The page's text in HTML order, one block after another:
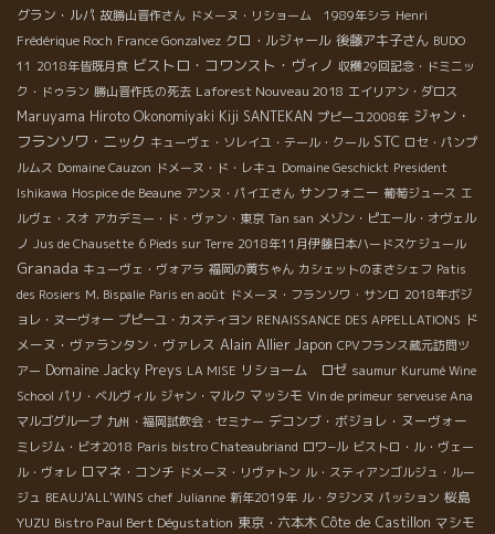
グラン・ルパ 故勝山晋作さん ドメーヌ・リショーム 1989年シラ Henri
Frédérique Roch France Gonzalvez クロ・ルジャール 後藤アキ子さん BUDO
11 2018年皆既月食 ビストロ・コワンスト・ヴィノ 収穫29回記念・ドミニッ
ク・ドゥラン 勝山晋作氏の死去 Laforest Nouveau 2018 エイリアン・ダロス
Maruyama Hiroto Okonomiyaki Kiji SANTEKAN プピーユ2008年 ジャン・
フランソワ・ニック キューヴェ・ソレイユ・テール・クール STC ロセ・パンプ
ルムス Domaine Cauzon ドメーヌ・ド・レキュ Domaine Geschickt President
Ishikawa Hospice de Beaune アンヌ・パイエさん サンフォニー 葡萄ジュース エ
ルヴェ・スオ アカデミー・ド・ヴァン・東京 Tan san メゾン・ピエール・オヴェル
ノ Jus de Chausette 6 Pieds sur Terre 2018年11月伊藤日本ハードスケジュール
Granada キューヴェ・ヴォアラ 福岡の黄ちゃん カシェットのまさシェフ Patis
des Rosiers M. Bispalie Paris en août ドメーヌ・フランソワ・サンロ 2018年ボジ
ョレ・ヌーヴォー プピーユ・カスティヨン RENAISSANCE DES APPELLATIONS ド
メーヌ・ヴァランタン・ヴァレス Alain Allier Japon CPVフランス蔵元訪問ツ
アー Domaine Jacky Preys LA MISE リショーム ロゼ saumur Kurumé Wine
School パリ・ベルヴィル ジャン・マルク マッシモ Vin de primeur serveuse Ana
マルゴグループ 九州・福岡試飲会・セミナー デコンブ・ボジョレ・ヌーヴォー
ミレジム・ビオ2018 Paris bistro Chateaubriand ロワ−ル ビストロ・ル・ヴェー
ル・ヴォレ ロマネ・コンチ ドメーヌ・リヴァトン ル・スティアンゴルジュ・ルー
ジュ BEAUJ'ALL'WINS chef Julianne 新年2019年 ル・タジンヌ パッション 桜島
YUZU Bistro Paul Bert Dégustation 東京・六本木 Côte de Castillon マシモ